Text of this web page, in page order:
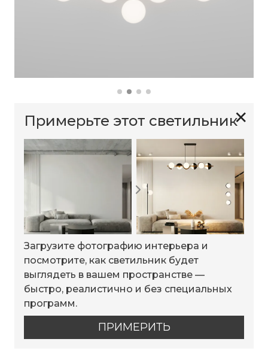
✕
Примерьте этот светильник
Загрузите фотографию интерьера и
посмотрите, как светильник будет
выглядеть в вашем пространстве —
быстро, реалистично и без специальных
программ.
ПРИМЕРИТЬ